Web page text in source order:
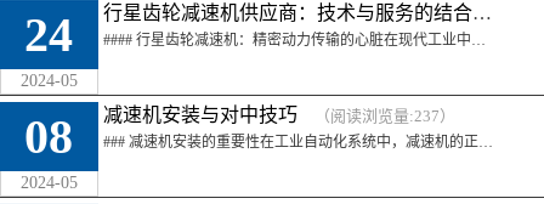
24
2024-05
行星齿轮减速机供应商：技术与服务的结合（阅读
08
2024-05
减速机安装与对中技巧 （阅读浏览量:237）